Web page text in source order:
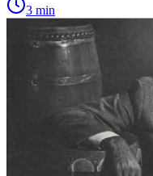
3 min